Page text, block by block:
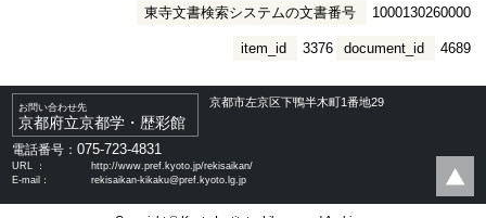
東寺文書検索システムの文書番号 1000130260000
document_id 4689
item_id 3376
お問い合わせ先
京都府立京都学・歴彩館
京都市左京区下鴨半木町1番地29
電話番号：075-723-4831
URL ：
http://www.pref.kyoto.jp/rekisaikan/
E-mail：
rekisaikan-kikaku@pref.kyoto.lg.jp